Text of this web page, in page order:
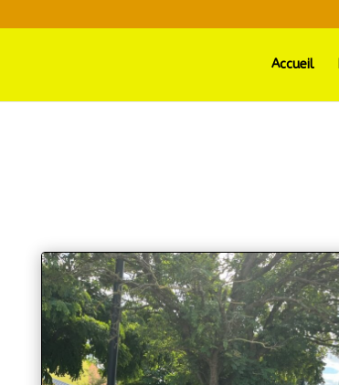
Accueil